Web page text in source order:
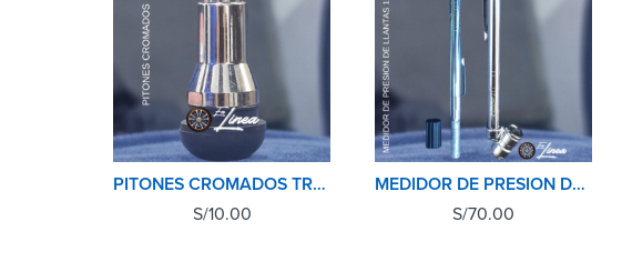
PITONES CROMADOS TR413C AUTO-CAMIONETA
S/10.00
MEDIDOR DE PRESION DE NEUMATICOS(LLANTAS) PCL
S/70.00